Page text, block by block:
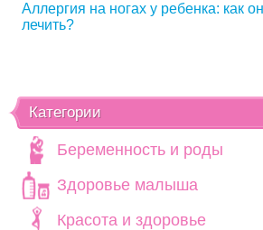
Аллергия на ногах у ребенка: как
лечить?
Категории
Беременность и роды
Здоровье малыша
Красота и здоровье